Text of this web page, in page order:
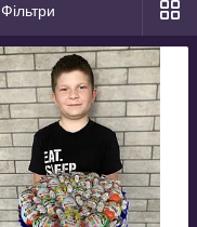
Фільтри